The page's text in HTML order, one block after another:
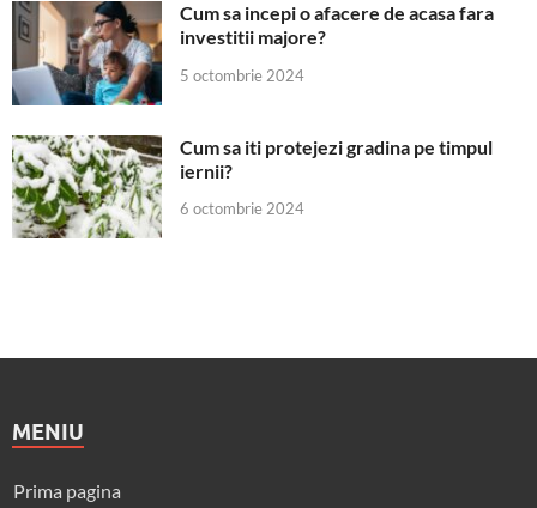
Cum sa incepi o afacere de acasa fara
investitii majore?
5 octombrie 2024
Cum sa iti protejezi gradina pe timpul
iernii?
6 octombrie 2024
MENIU
Prima pagina